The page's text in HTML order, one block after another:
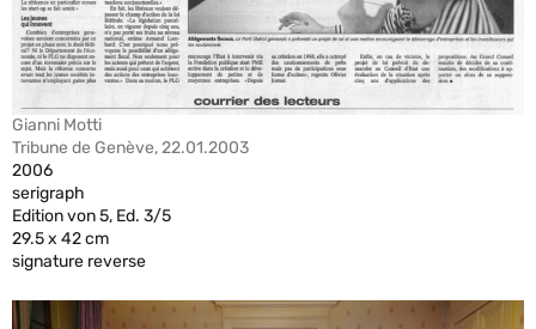
Gianni Motti
Tribune de Genève, 22.01.2003
2006
serigraph
Edition von 5, Ed. 3/5
29.5 x 42 cm
signature reverse